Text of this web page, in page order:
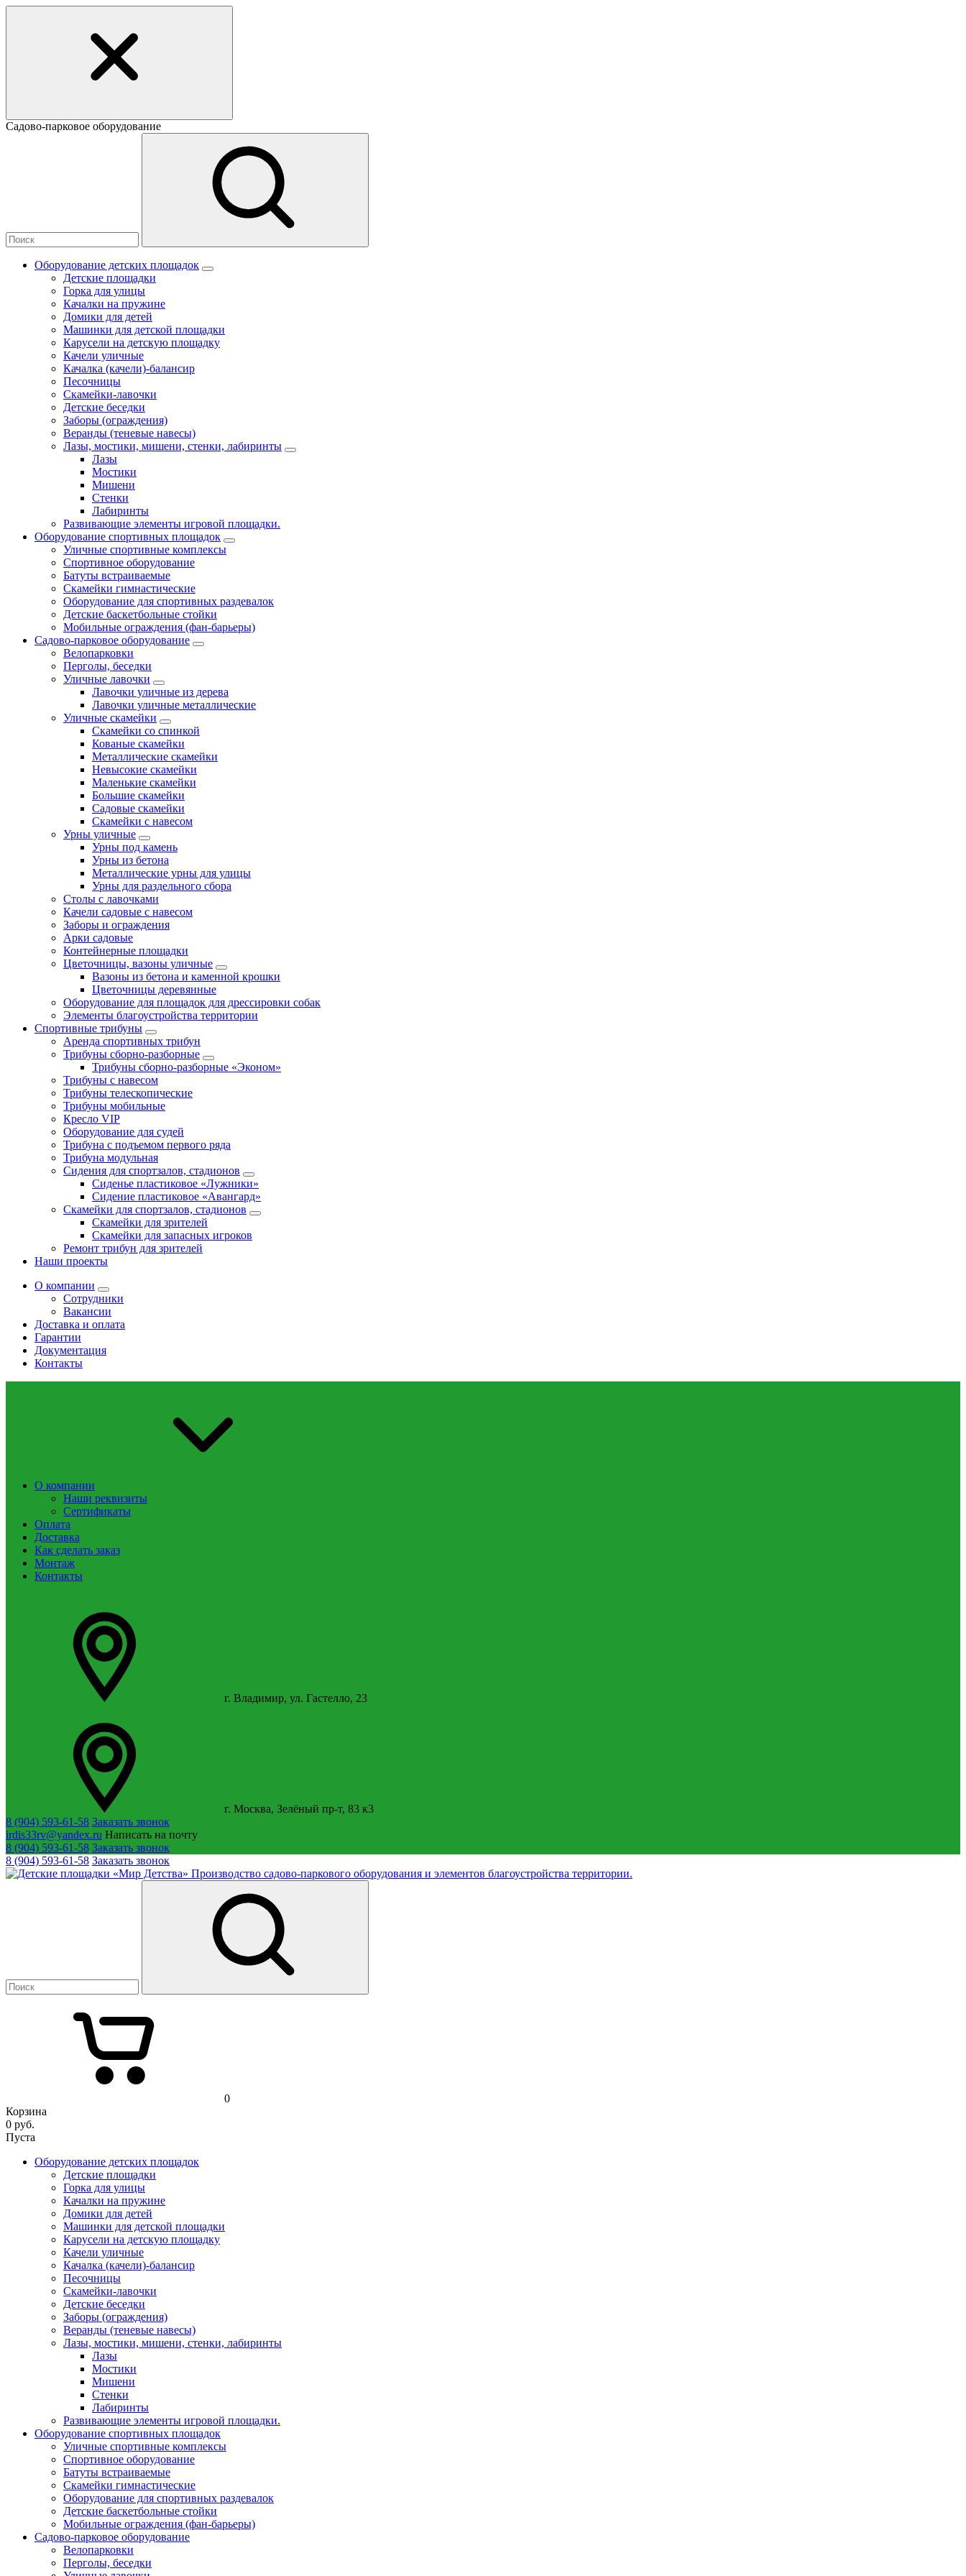
Садово-парковое оборудование
Оборудование детских площадок
Детские площадки
Горка для улицы
Качалки на пружине
Домики для детей
Машинки для детской площадки
Карусели на детскую площадку
Качели уличные
Качалка (качели)-балансир
Песочницы
Скамейки-лавочки
Детские беседки
Заборы (ограждения)
Веранды (теневые навесы)
Лазы, мостики, мишени, стенки, лабиринты
Лазы
Мостики
Мишени
Стенки
Лабиринты
Развивающие элементы игровой площадки.
Оборудование спортивных площадок
Уличные спортивные комплексы
Спортивное оборудование
Батуты встраиваемые
Скамейки гимнастические
Оборудование для спортивных раздевалок
Детские баскетбольные стойки
Мобильные ограждения (фан-барьеры)
Садово-парковое оборудование
Велопарковки
Перголы, беседки
Уличные лавочки
Лавочки уличные из дерева
Лавочки уличные металлические
Уличные скамейки
Скамейки со спинкой
Кованые скамейки
Металлические скамейки
Невысокие скамейки
Маленькие скамейки
Большие скамейки
Садовые скамейки
Скамейки с навесом
Урны уличные
Урны под камень
Урны из бетона
Металлические урны для улицы
Урны для раздельного сбора
Столы с лавочками
Качели садовые с навесом
Заборы и ограждения
Арки садовые
Контейнерные площадки
Цветочницы, вазоны уличные
Вазоны из бетона и каменной крошки
Цветочницы деревянные
Оборудование для площадок для дрессировки собак
Элементы благоустройства территории
Спортивные трибуны
Аренда спортивных трибун
Трибуны сборно-разборные
Трибуны сборно-разборные «Эконом»
Трибуны с навесом
Трибуны телескопические
Трибуны мобильные
Кресло VIP
Оборудование для судей
Трибуна с подъемом первого ряда
Трибуна модульная
Сидения для спортзалов, стадионов
Сиденье пластиковое «Лужники»
Сидение пластиковое «Авангард»
Скамейки для спортзалов, стадионов
Скамейки для зрителей
Скамейки для запасных игроков
Ремонт трибун для зрителей
Наши проекты
О компании
Сотрудники
Вакансии
Доставка и оплата
Гарантии
Документация
Контакты
О компании
Наши реквизиты
Сертификаты
Оплата
Доставка
Как сделать заказ
Монтаж
Контакты
г. Владимир, ул. Гастелло, 23
г. Москва, Зелёный пр-т, 83 к3
8 (904) 593-61-58 Заказать звонок
irdis33rv@yandex.ru Написать на почту
8 (904) 593-61-58 Заказать звонок
8 (904) 593-61-58 Заказать звонок
Производство садово-паркового оборудования и элементов благоустройства территории.
0
Корзина
0 руб.
Пуста
Оборудование детских площадок
Детские площадки
Горка для улицы
Качалки на пружине
Домики для детей
Машинки для детской площадки
Карусели на детскую площадку
Качели уличные
Качалка (качели)-балансир
Песочницы
Скамейки-лавочки
Детские беседки
Заборы (ограждения)
Веранды (теневые навесы)
Лазы, мостики, мишени, стенки, лабиринты
Лазы
Мостики
Мишени
Стенки
Лабиринты
Развивающие элементы игровой площадки.
Оборудование спортивных площадок
Уличные спортивные комплексы
Спортивное оборудование
Батуты встраиваемые
Скамейки гимнастические
Оборудование для спортивных раздевалок
Детские баскетбольные стойки
Мобильные ограждения (фан-барьеры)
Садово-парковое оборудование
Велопарковки
Перголы, беседки